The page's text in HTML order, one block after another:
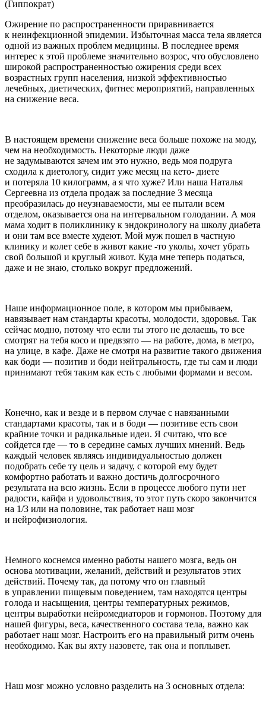
(Гиппократ)
Ожирение по распространенности приравнивается
к неинфекционной эпидемии. Избыточная масса тела является
одной из важных проблем медицины. В последнее время
интерес к этой проблеме значительно возрос, что обусловлено
широкой распространенностью ожирения среди всех
возрастных групп населения, низкой эффективностью
лечебных, диетических, фитнес мероприятий, направленных
на снижение веса.
В настоящем времени снижение веса больше похоже на моду,
чем на необходимость. Некоторые люди даже
не задумываются зачем им это нужно, ведь моя подруга
сходила к диетологу, сидит уже месяц на кето- диете
и потеряла 10 килограмм, а я что хуже? Или наша Наталья
Сергеевна из отдела продаж за последние 3 месяца
преобразилась до неузнаваемости, мы ее пытали всем
отделом, оказывается она на интервальном голодании. А моя
мама ходит в поликлинику к эндокринологу на школу диабета
и они там все вместе худеют. Мой муж пошел в частную
клинику и колет себе в живот какие -то уколы, хочет убрать
свой большой и круглый живот. Куда мне теперь податься,
даже и не знаю, столько вокруг предложений.
Наше информационное поле, в котором мы прибываем,
навязывает нам стандарты красоты, молодости, здоровья. Так
сейчас модно, потому что если ты этого не делаешь, то все
смотрят на тебя косо и предвзято — на работе, дома, в метро,
на улице, в кафе. Даже не смотря на развитие такого движения
как боди — позитив и боди нейтральность, где ты сам и люди
принимают тебя таким как есть с любыми формами и весом.
Конечно, как и везде и в первом случае с навязанными
стандартами красоты, так и в боди — позитиве есть свои
крайние точки и радикальные идеи. Я считаю, что все
сойдется где — то в середине самых лучших мнений. Ведь
каждый человек являясь индивидуальностью должен
подобрать себе ту цель и задачу, с которой ему будет
комфортно работать и важно достичь долгосрочного
результата на всю жизнь. Если в процессе любого пути нет
радости, кайфа и удовольствия, то этот путь скоро закончится
на 1/3 или на половине, так работает наш мозг
и нейрофизиология.
Немного коснемся именно работы нашего мозга, ведь он
основа мотивации, желаний, действий и результатов этих
действий. Почему так, да потому что он главный
в управлении пищевым поведением, там находятся центры
голода и насыщения, центры температурных режимов,
центры выработки нейромедиаторов и гормонов. Поэтому для
нашей фигуры, веса, качественного состава тела, важно как
работает наш мозг. Настроить его на правильный ритм очень
необходимо. Как вы яхту назовете, так она и поплывет.
Наш мозг можно условно разделить на 3 основных отдела: